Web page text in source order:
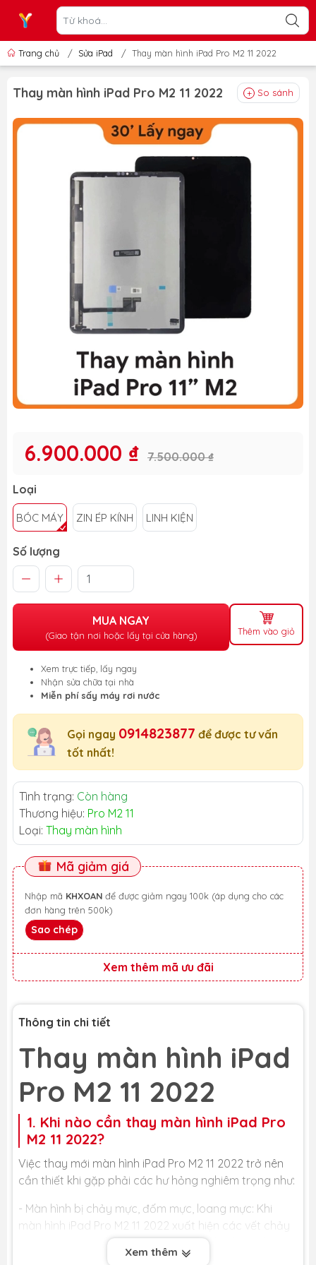
Trang chủ / Sửa iPad / Thay màn hình iPad Pro M2 11 2022
Thay màn hình iPad Pro M2 11 2022 So sánh
6.900.000 ₫ 7.500.000 ₫
Loại
BÓC MÁY ZIN ÉP KÍNH LINH KIỆN
Số lượng
MUA NGAY
(Giao tận nơi hoặc lấy tại cửa hàng) Thêm vào giỏ
Xem trực tiếp, lấy ngay
Nhận sửa chữa tại nhà
Miễn phí sấy máy rơi nước
Gọi ngay 0914823877 để được tư vấn
tốt nhất!
Tình trạng: Còn hàng
Thương hiệu: Pro M2 11
Loại: Thay màn hình
Mã giảm giá
Nhập mã KHXOAN
đơn hàng trên 500k)
Sao chép
Xem thêm mã ưu đãi
Thông tin chi tiết
Thay màn hình iPad
Pro M2 11 2022
1. Khi nào cần thay màn hình iPad Pro
M2 11 2022?
Việc thay mới màn hình iPad Pro M2 11 2022 trở nên
cần thiết khi gặp phải các hư hỏng nghiêm trọng như:
- Màn hình bị chảy mực, đốm mực, loang mực: Khi
màn hình iPad Pro M2 11 2022 xuất hiện các vết chảy
mực, đốm mực hay loang mực, đó là dấu hiệu cho
thấy các tinh thể lỏng bên trong tấm nền màn hình
Xem thêm